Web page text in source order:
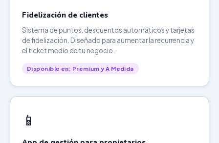
Fidelización de clientes
Sistema de puntos, descuentos automáticos y tarjetas
de fidelización. Diseñado para aumentar la recurrencia y
el ticket medio de tu negocio.
Disponible en: Premium y A Medida
📱